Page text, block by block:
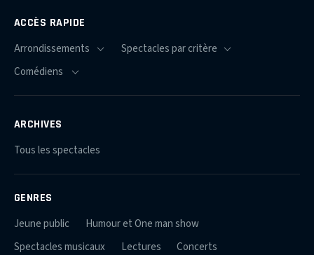
ACCÈS RAPIDE
ARCHIVES
Tous les spectacles
GENRES
Jeune public
Humour et One man show
Spectacles musicaux
Lectures
Concerts